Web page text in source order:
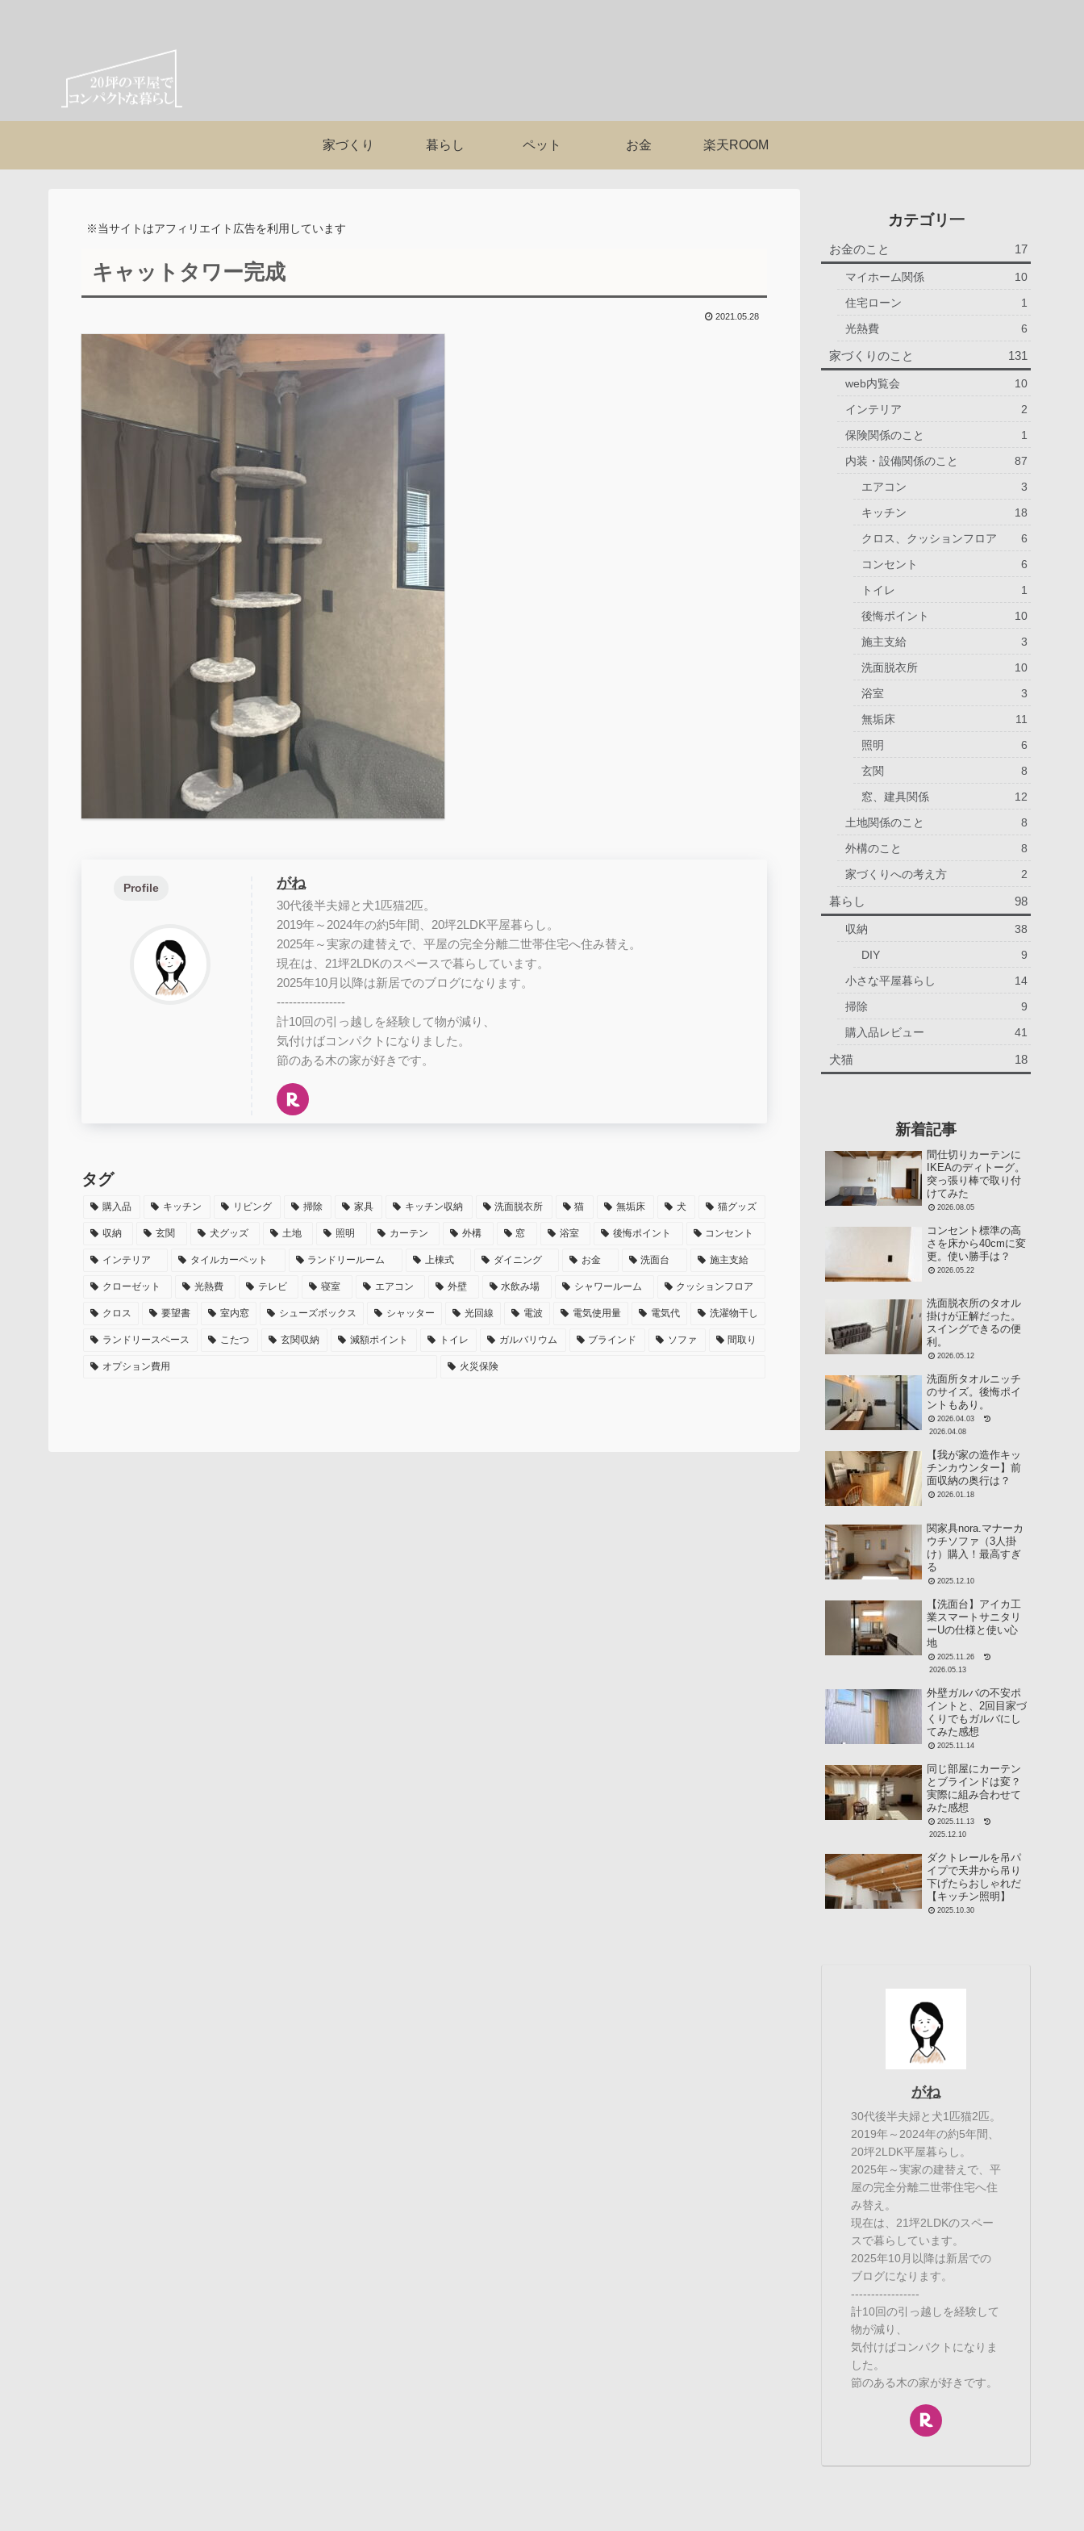
家づくり 暮らし ペット お金 楽天ROOM
※当サイトはアフィリエイト広告を利用しています
キャットタワー完成
2021.05.28
Profile がね
30代後半夫婦と犬1匹猫2匹。
2019年～2024年の約5年間、20坪2LDK平屋暮らし。
2025年～実家の建替えで、平屋の完全分離二世帯住宅へ住み替え。
現在は、21坪2LDKのスペースで暮らしています。
2025年10月以降は新居でのブログになります。
-----------------
計10回の引っ越しを経験して物が減り、
気付けばコンパクトになりました。
節のある木の家が好きです。
タグ
購入品 キッチン リビング 掃除 家具 キッチン収納 洗面脱衣所 猫 無垢床 犬 猫グッズ
収納 玄関 犬グッズ 土地 照明 カーテン 外構 窓 浴室 後悔ポイント コンセント
インテリア タイルカーペット ランドリールーム 上棟式 ダイニング お金 洗面台 施主支給
クローゼット 光熱費 テレビ 寝室 エアコン 外壁 水飲み場 シャワールーム クッションフロア
クロス 要望書 室内窓 シューズボックス シャッター 光回線 電波 電気使用量 電気代 洗濯物干し
ランドリースペース こたつ 玄関収納 減額ポイント トイレ ガルバリウム ブラインド ソファ 間取り
オプション費用 火災保険
カテゴリ一
お金のこと 17
マイホーム関係
10
住宅ローン
1
光熱費
6
家づくりのこと 131
web内覧会
10
インテリア
2
保険関係のこと
1
内装・設備関係のこと
87
エアコン
3
キッチン
18
クロス、クッションフロア
6
コンセント
6
トイレ
1
後悔ポイント
10
施主支給
3
洗面脱衣所
10
浴室
3
無垢床
11
照明
6
玄関
8
窓、建具関係
12
土地関係のこと
8
外構のこと
8
家づくりへの考え方
2
暮らし 98
収納
38
DIY
9
小さな平屋暮らし
14
掃除
9
購入品レビュー
41
犬猫 18
新着記事
間仕切りカーテンに
IKEAのディトーグ。
突っ張り棒で取り付
けてみた
2026.08.05
コンセント標準の高
さを床から40cmに変
更。使い勝手は？
2026.05.22
洗面脱衣所のタオル
掛けが正解だった。
スイングできるの便
利。
2026.05.12
洗面所タオルニッチ
のサイズ。後悔ポイ
ントもあり。
2026.04.03
2026.04.08
【我が家の造作キッ
チンカウンター】前
面収納の奥行は？
2026.01.18
関家具nora.マナーカ
ウチソファ（3人掛
け）購入！最高すぎ
る
2025.12.10
【洗面台】アイカ工
業スマートサニタリ
ーUの仕様と使い心
地
2025.11.26
2026.05.13
外壁ガルバの不安ポ
イントと、2回目家づ
くりでもガルバにし
てみた感想
2025.11.14
同じ部屋にカーテン
とブラインドは変？
実際に組み合わせて
みた感想
2025.11.13
2025.12.10
ダクトレールを吊パ
イプで天井から吊り
下げたらおしゃれだ
【キッチン照明】
2025.10.30
がね
30代後半夫婦と犬1匹猫2匹。
2019年～2024年の約5年間、
20坪2LDK平屋暮らし。
2025年～実家の建替えで、平
屋の完全分離二世帯住宅へ住
み替え。
現在は、21坪2LDKのスペー
スで暮らしています。
2025年10月以降は新居での
ブログになります。
-----------------
計10回の引っ越しを経験して
物が減り、
気付けばコンパクトになりま
した。
節のある木の家が好きです。